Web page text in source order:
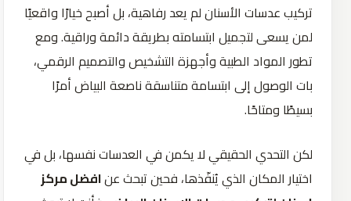
تركيب عدسات الأسنان لم يعد رفاهية، بل أصبح خيارًا واقعيًا
لمن يسعى لتجميل ابتسامته بطريقة دائمة وراقية. ومع
تطور المواد الطبية وأجهزة التشخيص والتصميم الرقمي،
بات الوصول إلى ابتسامة متناسقة ناصعة البياض أمرًا
بسيطًا ومتاحًا.
لكن التحدي الحقيقي لا يكمن في العدسات نفسها، بل في
اختيار المكان الذي يُنفّذها، فحين تبحث عنافضل مركز